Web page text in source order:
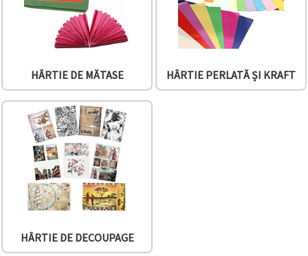
HÂRTIE DE MĂTASE HÂRTIE PERLATĂ ȘI KRAFT
HÂRTIE DE DECOUPAGE